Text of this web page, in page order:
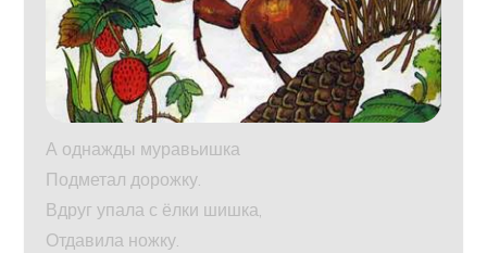
А однажды муравьишка
Подметал дорожку.
Вдруг упала с ёлки шишка,
Отдавила ножку.